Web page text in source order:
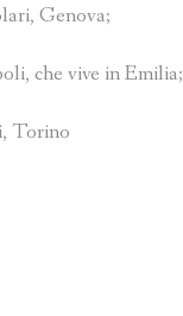
Genova;
che vive in Emilia;
Torino